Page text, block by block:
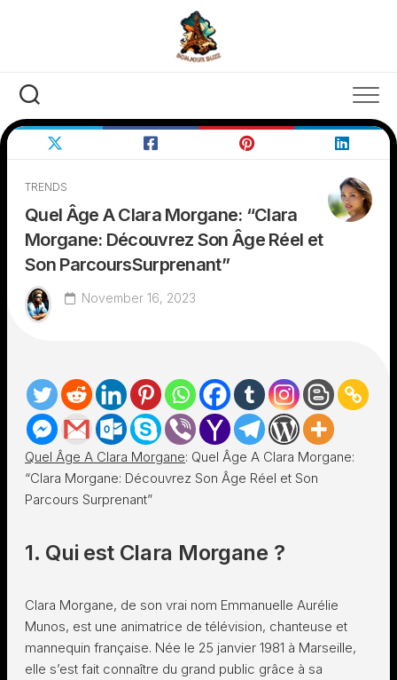
TRENDS
Quel Âge A Clara Morgane: “Clara
Morgane: Découvrez Son Âge Réel et
Son ParcoursSurprenant”
November 16, 2023
Quel Âge A Clara Morgane: Quel Âge A Clara Morgane:
“Clara Morgane: Découvrez Son Âge Réel et Son
Parcours Surprenant”
1. Qui est Clara Morgane ?
Clara Morgane, de son vrai nom Emmanuelle Aurélie
Munos, est une animatrice de télévision, chanteuse et
mannequin française. Née le 25 janvier 1981 à Marseille,
elle s’est fait connaître du grand public grâce à sa